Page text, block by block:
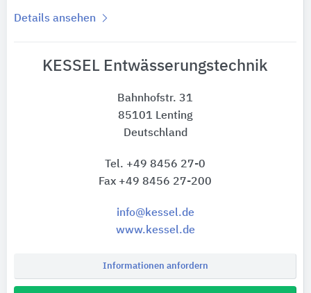
Details ansehen
KESSEL Entwässerungstechnik
Bahnhofstr. 31
85101 Lenting
Deutschland
Tel. +49 8456 27-0
Fax +49 8456 27-200
info@kessel.de
www.kessel.de
Informationen anfordern